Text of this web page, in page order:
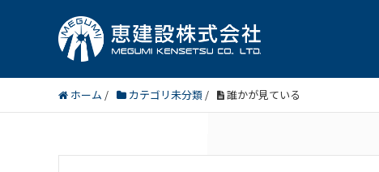
ホーム / カテゴリ未分類 / 誰かが見ている